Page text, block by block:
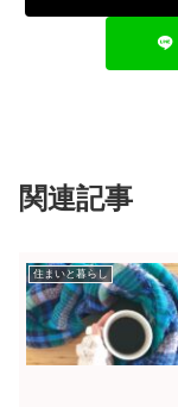
関連記事
住まいと暮らし